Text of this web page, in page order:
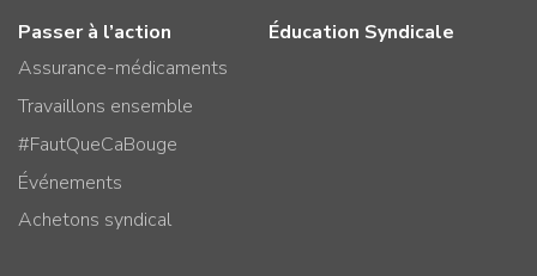
Passer à l’action
Assurance-médicaments
Travaillons ensemble
#FautQueCaBouge
Événements
Achetons syndical
Éducation Syndicale